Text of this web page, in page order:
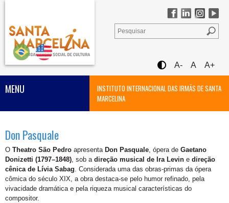
A- A A+
INSTITUTO INTERNACIONAL DAS IRMÃS DE SANTA
MARCELINA
MENU
Don Pasquale
O Theatro São Pedro apresenta Don Pasquale, ópera de Gaetano
Donizetti (1797–1848), sob a direção musical de Ira Levin e direção
cênica de Lívia Sabag. Considerada uma das obras-primas da ópera
cômica do século XIX, a obra destaca-se pelo humor refinado, pela
vivacidade dramática e pela riqueza musical características do
compositor.